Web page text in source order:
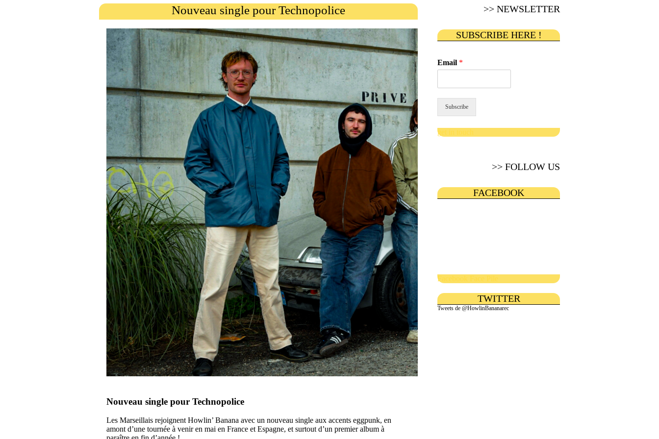
Nouveau single pour Technopolice
Nouveau single pour Technopolice
Les Marseillais rejoignent Howlin’ Banana avec un nouveau single aux accents eggpunk, en
amont d’une tournée à venir en mai en France et Espagne, et surtout d’un premier album à
>> NEWSLETTER
SUBSCRIBE HERE !
Email *
Subscribe
get in touch
>> FOLLOW US
FACEBOOK
Facebook Face Pile
TWITTER
Tweets de @HowlinBananarec